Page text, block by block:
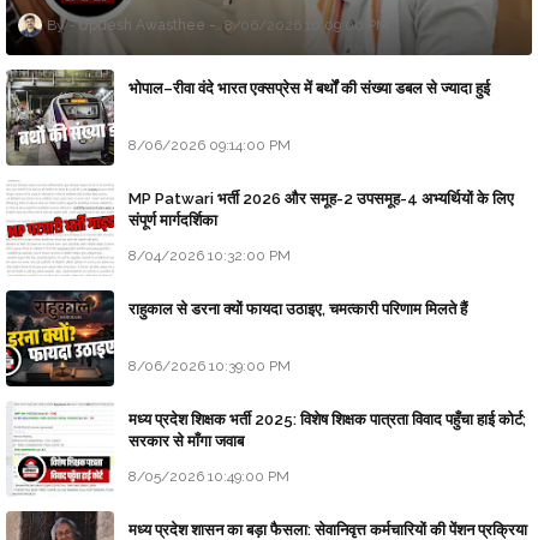
Updesh Awasthee 8/06/2026 10:09:00 PM
भोपाल–रीवा वंदे भारत एक्सप्रेस में बर्थों की संख्या डबल से ज्यादा हुई
8/06/2026 09:14:00 PM
MP Patwari भर्ती 2026 और समूह-2 उपसमूह-4 अभ्यर्थियों के लिए
संपूर्ण मार्गदर्शिका
8/04/2026 10:32:00 PM
राहुकाल से डरना क्यों फायदा उठाइए, चमत्कारी परिणाम मिलते हैं
8/06/2026 10:39:00 PM
मध्य प्रदेश शिक्षक भर्ती 2025: विशेष शिक्षक पात्रता विवाद पहुँचा हाई कोर्ट;
सरकार से माँगा जवाब
8/05/2026 10:49:00 PM
मध्य प्रदेश शासन का बड़ा फैसला: सेवानिवृत्त कर्मचारियों की पेंशन प्रक्रिया